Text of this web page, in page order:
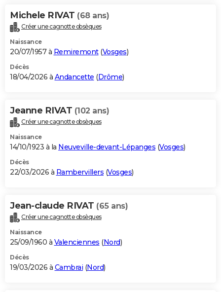
Carte de Noël
Carte Bonne année
Carte Saint-Valentin
Carte Pâques
Carte d'anniversaire
DICTIONNAIRE
Dictionnaire
Biographies
Citations
Expressions
Proverbes
PROGRAMME TV
S'inscrire
Se connecter
Lycées
Collèges
Primaires
Universités
Entreprises
Service militaire
Avis de recherche
AVIS DE DÉCÈS
Bricolage
Lifestyle
Culture
Sport
Auto
Television
Voyage
Cinema
Michele RIVAT (68 ans)
Créer une cagnotte obsèques
Naissance
20/07/1957 à Remiremont(Vosges)
Décès
18/04/2026 à Andancette (Drôme)
Jeanne RIVAT (102 ans)
Créer une cagnotte obsèques
Naissance
14/10/1923 à la Neuveville-devant-Lépanges (Vosges)
Décès
22/03/2026 à Rambervillers (Vosges)
Jean-claude RIVAT (65 ans)
Créer une cagnotte obsèques
Naissance
25/09/1960 à Valenciennes (Nord)
Décès
19/03/2026 à Cambrai (Nord)